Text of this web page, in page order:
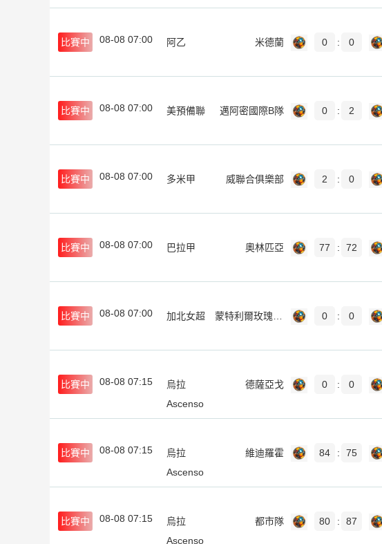
比賽中 08-08 07:00 阿乙 米德蘭 0 : 0
比賽中 08-08 07:00 美預備聯 邁阿密國際B隊 0 : 2
比賽中 08-08 07:00 多米甲 威聯合俱樂部 2 : 0
比賽中 08-08 07:00 巴拉甲 奧林匹亞 77 : 72
比賽中 08-08 07:00 加北女超 0 : 0
比賽中 08-08 07:15
烏拉
Ascenso
德薩亞戈 0 : 0
比賽中 08-08 07:15
烏拉
Ascenso
維迪羅霍 84 : 75
比賽中 08-08 07:15
烏拉
Ascenso
都市隊 80 : 87